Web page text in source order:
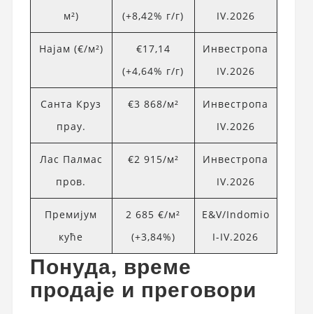
м²)
(+8,42% г/г)
IV.2026
Најам (€/м²)
€17,14
(+4,64% г/г)
Инвестропа
IV.2026
Санта Круз
прау.
€3 868/м²
Инвестропа
IV.2026
Лас Палмас
пров.
€2 915/м²
Инвестропа
IV.2026
Премијум
куће
2 685 €/м²
(+3,84%)
E&V/Indomio
I-IV.2026
Понуда, време
продаје и преговори